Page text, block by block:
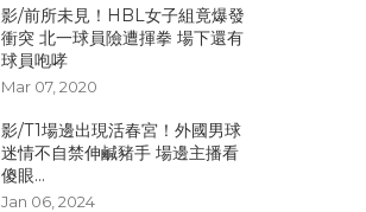
影/前所未見！HBL女子組竟爆發
衝突 北一球員險遭揮拳 場下還有
球員咆哮
Mar 07, 2020
影/T1場邊出現活春宮！外國男球
迷情不自禁伸鹹豬手 場邊主播看
傻眼...
Jan 06, 2024